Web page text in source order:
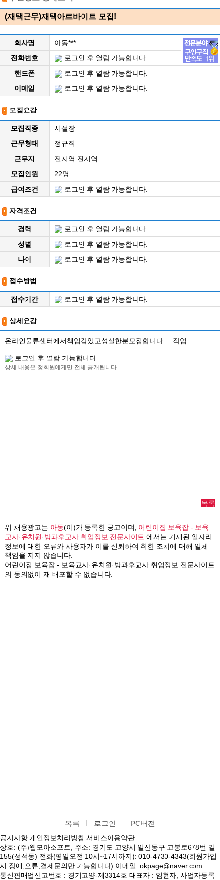
(재택근무)재택아르바이트 모집!
회사명
아동***
전화번호
로그인 후 열람 가능합니다.
핸드폰
로그인 후 열람 가능합니다.
이메일
로그인 후 열람 가능합니다.
모집요강
모집직종
시설장
근무형태
정규직
근무지
전지역 전지역
모집인원
22명
급여조건
로그인 후 열람 가능합니다.
자격조건
경력
로그인 후 열람 가능합니다.
성별
로그인 후 열람 가능합니다.
나이
로그인 후 열람 가능합니다.
접수방법
접수기간 로그인 후 열람 가능합니다.
상세요강
온라인물류센터에서책임감있고성실한분모집합니다 작업 ...
로그인 후 열람 가능합니다.
상세 내용은 정회원에게만 전체 공개됩니다.
목록
위 채용광고는 아동(이)가 등록한 공고이며, 어린이집 보육잡 - 보육
교사·유치원·방과후교사 취업정보 전문사이트 에서는 기재된 일자리
정보에 대한 오류와 사용자가 이를 신뢰하여 취한 조치에 대해 일체
책임을 지지 않습니다.
어린이집 보육잡 - 보육교사·유치원·방과후교사 취업정보 전문사이트
의 동의없이 재 배포할 수 없습니다.
목록 로그인 PC버전
공지사항 개인정보처리방침 서비스이용약관
상호: (주)웹모아소프트, 주소: 경기도 고양시 일산동구 고봉로678번 길
155(성석동) 전화(평일오전 10시~17시까지): 010-4730-4343(회원가입
시 장애,오류,결제문의만 가능합니다) 이메일: okpage@naver.com
통신판매업신고번호 : 경기고양-제3314호 대표자 : 임현자, 사업자등록